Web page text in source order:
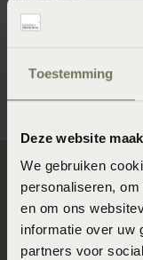
Toestemming
Deze website
We gebruiken
personaliseren,
en om ons
informatie over uw
partners voor
3871 MV
Direct naar
Slaapgedrag